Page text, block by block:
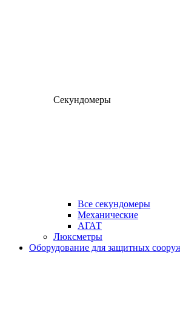
Секундомеры
Все секундомеры
Механические
АГАТ
Люксметры
Оборудование для защитных